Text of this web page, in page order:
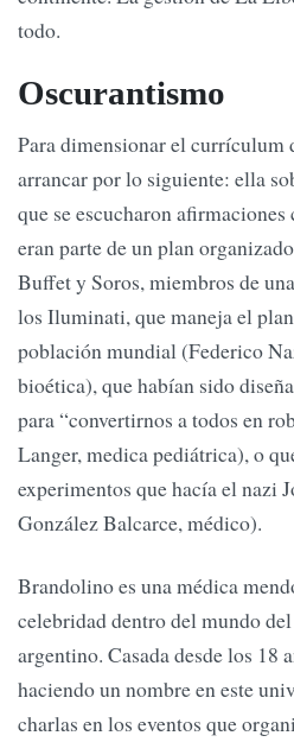
todo.
Oscurantismo
Para dimensionar el currículum
arrancar por lo siguiente: ella
que se escucharon afirmaciones
eran parte de un plan
Buffet y Soros, miembros de
los Iluminati, que maneja el
población mundial (Federico
bioética), que habían sido
para “convertirnos a todos en
Langer, medica pediátrica), o
experimentos que hacía el nazi
González Balcarce, médico).
Brandolino es una médica
celebridad dentro del mundo
argentino. Casada desde los 18
haciendo un nombre en este
charlas en los eventos que